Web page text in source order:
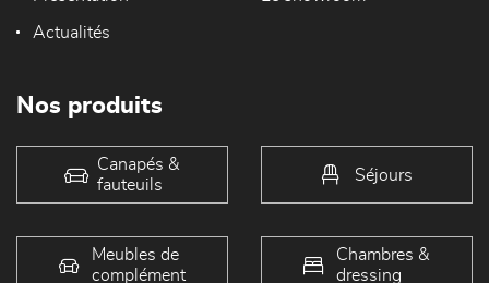
Actualités
Nos produits
Canapés &
fauteuils
Séjours
Meubles de
complément
Chambres &
dressing